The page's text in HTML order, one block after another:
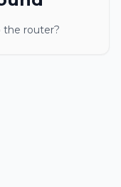
the router?